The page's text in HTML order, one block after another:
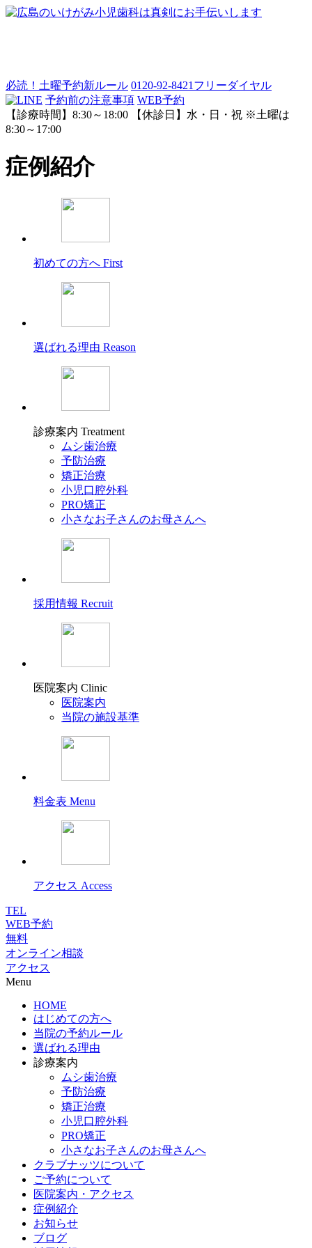
必読！土曜予約新ルール 0120-92-8421 フリーダイヤル
予約前の注意事項 WEB予約
【診療時間】8:30～18:00 【休診日】水・日・祝 ※土曜は
8:30～17:00
症例紹介
初めての方へ First
選ばれる理由 Reason
診療案内 Treatment
ムシ歯治療
予防治療
矯正治療
小児口腔外科
PRO矯正
小さなお子さんのお母さんへ
採用情報 Recruit
医院案内 Clinic
医院案内
当院の施設基準
料金表 Menu
アクセス Access
TEL
WEB予約
無料
オンライン相談
アクセス
Menu
HOME
はじめての方へ
当院の予約ルール
選ばれる理由
診療案内
ムシ歯治療
予防治療
矯正治療
小児口腔外科
PRO矯正
小さなお子さんのお母さんへ
クラブナッツについて
ご予約について
医院案内・アクセス
症例紹介
お知らせ
ブログ